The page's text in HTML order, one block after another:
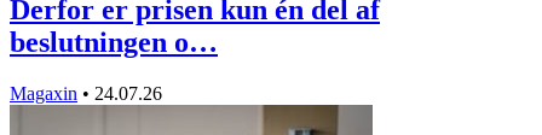
Derfor er prisen kun én del af
beslutningen o…
Magaxin • 24.07.26